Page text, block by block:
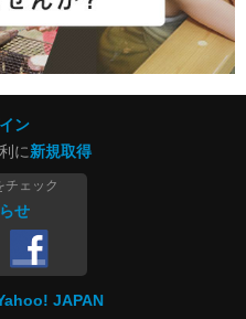
ン
に新規取得
チェック
せ
JAPAN